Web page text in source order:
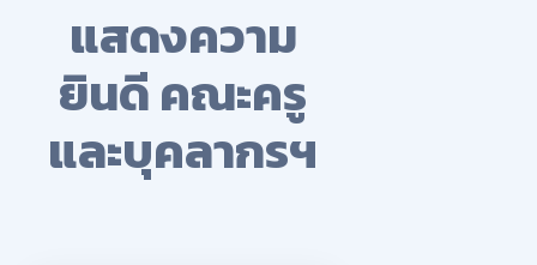
แสดงความ
ยินดี คณะครู
และบุคลากรฯ